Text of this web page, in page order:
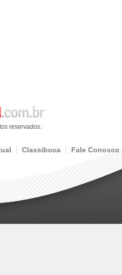
reservados.
Classiboca Fale Conosco